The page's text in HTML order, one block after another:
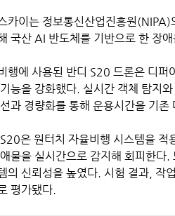
카이는 정보통신산업진흥원(NIPA)
국산 AI 반도체를 기반으로 한 장
행에 사용된 반디 S20 드론은 디
능을 강화했다. 실시간 객체 탐지
과 경량화를 통해 운용시간을 기
은 원터치 자율비행 시스템을 적
물을 실시간으로 감지해 회피한다
의 신뢰성을 높였다. 시험 결과, 작
평가됐다.